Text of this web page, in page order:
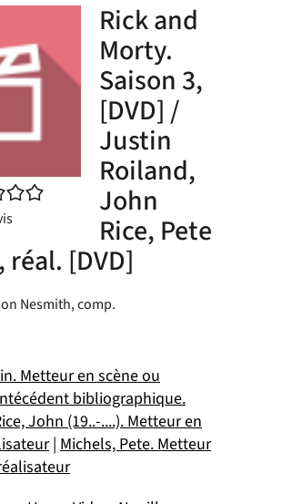
Rick and
Morty.
Saison 3,
[DVD] /
Justin
Roiland,
John
Rice, Pete
réal. [DVD]
Nesmith, comp.
Metteur en scène ou
bibliographique.
John (19..-....). Metteur en
| Michels, Pete. Metteur